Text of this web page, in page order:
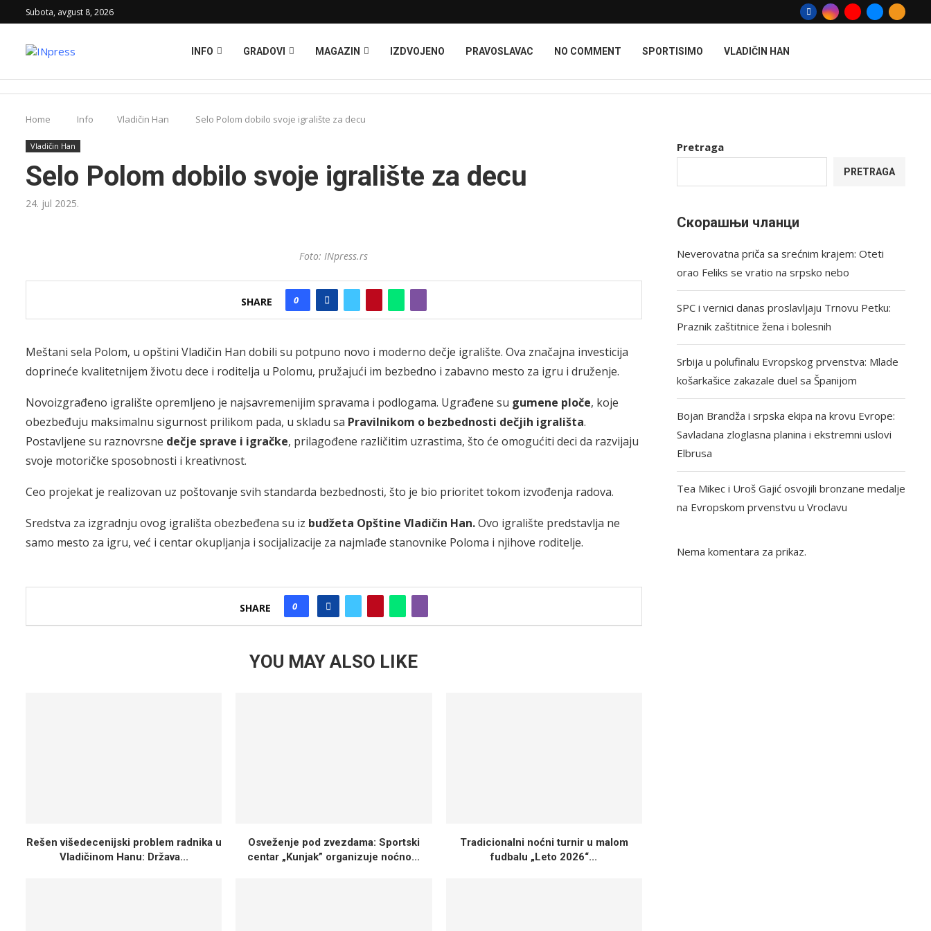
Subota, avgust 8, 2026
INFO GRADOVI MAGAZIN IZDVOJENO PRAVOSLAVAC NO COMMENT SPORTISIMO VLADIČIN HAN
Home Info Vladičin Han Selo Polom dobilo svoje igralište za decu
Vladičin Han
Selo Polom dobilo svoje igralište za decu
24. jul 2025.
Foto: INpress.rs
SHARE 0
Meštani sela Polom, u opštini Vladičin Han dobili su potpuno novo i moderno dečje igralište. Ova značajna investicija
doprineće kvalitetnijem životu dece i roditelja u Polomu, pružajući im bezbedno i zabavno mesto za igru i druženje.
Novoizgrađeno igralište opremljeno je najsavremenijim spravama i podlogama. Ugrađene su gumene ploče, koje
obezbeđuju maksimalnu sigurnost prilikom pada, u skladu sa Pravilnikom o bezbednosti dečjih igrališta.
Postavljene su raznovrsne dečje sprave i igračke, prilagođene različitim uzrastima, što će omogućiti deci da razvijaju
svoje motoričke sposobnosti i kreativnost.
Ceo projekat je realizovan uz poštovanje svih standarda bezbednosti, što je bio prioritet tokom izvođenja radova.
Sredstva za izgradnju ovog igrališta obezbeđena su iz budžeta Opštine Vladičin Han.Ovo igralište predstavlja ne
samo mesto za igru, već i centar okupljanja i socijalizacije za najmlađe stanovnike Poloma i njihove roditelje.
SHARE 0
YOU MAY ALSO LIKE
Rešen višedecenijski problem radnika u
Vladičinom Hanu: Država...
Osveženje pod zvezdama: Sportski
centar „Kunjak” organizuje noćno...
Tradicionalni noćni turnir u malom
fudbalu „Leto 2026“...
Pretraga
PRETRAGA
Скорашњи чланци
Neverovatna priča sa srećnim krajem: Oteti
orao Feliks se vratio na srpsko nebo
SPC i vernici danas proslavljaju Trnovu Petku:
Praznik zaštitnice žena i bolesnih
Srbija u polufinalu Evropskog prvenstva: Mlade
košarkašice zakazale duel sa Španijom
Bojan Brandža i srpska ekipa na krovu Evrope:
Savladana zloglasna planina i ekstremni uslovi
Elbrusa
Tea Mikec i Uroš Gajić osvojili bronzane medalje
na Evropskom prvenstvu u Vroclavu
Nema komentara za prikaz.